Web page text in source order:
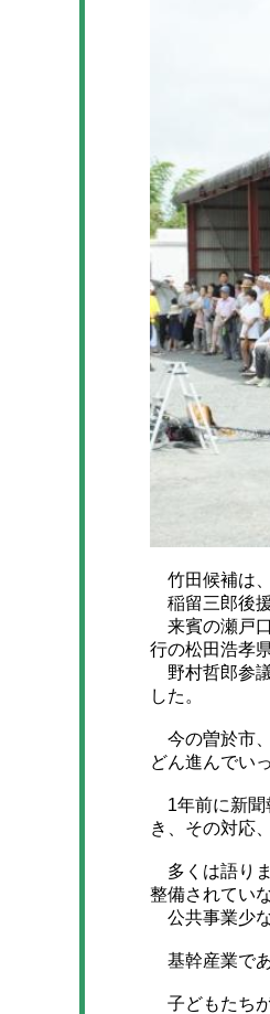
竹田候補は、
稲留三郎後援
来賓の瀬戸
行の松田浩孝
野村哲郎参
した。
今の曽於市
どん進んでい
1年前に新聞
き、その対応
多くは語り
整備されてい
公共事業少な
基幹産業で
子どもたち